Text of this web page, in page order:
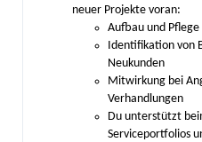
neuer Projekte voran:
Aufbau und
Identifikation von
Neukunden
Mitwirkung bei
Verhandlungen
Du unterstützt
Serviceportfolios